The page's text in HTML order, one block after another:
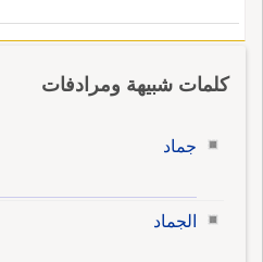
كلمات شبيهة ومرادفات
جماد
الجماد